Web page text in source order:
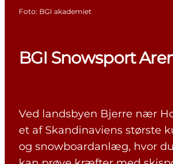
BGI Snowsport
Ved landsbyen Bjerre nær
et af Skandinaviens største
og snowboardanlæg, hvor
Foto: BGI akademiet